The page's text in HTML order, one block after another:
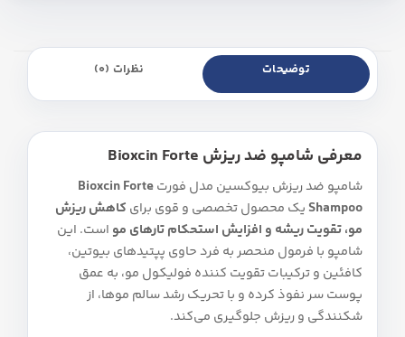
توضیحات نظرات (0)
معرفی شامپو ضد ریزش Bioxcin Forte
شامپو ضد ریزش بیوکسین مدل فورتBioxcin Forte
Shampoo یک محصول تخصصی و قوی برای کاهش ریزش
مو، تقویت ریشه و افزایش استحکام تارهای مو است. این
شامپو با فرمول منحصر به فرد حاوی پپتیدهای بیوتین،
کافئین و ترکیبات تقویت‌ کننده فولیکول مو، به عمق
پوست سر نفوذ کرده و با تحریک رشد سالم موها، از
شکنندگی و ریزش جلوگیری می‌کند.